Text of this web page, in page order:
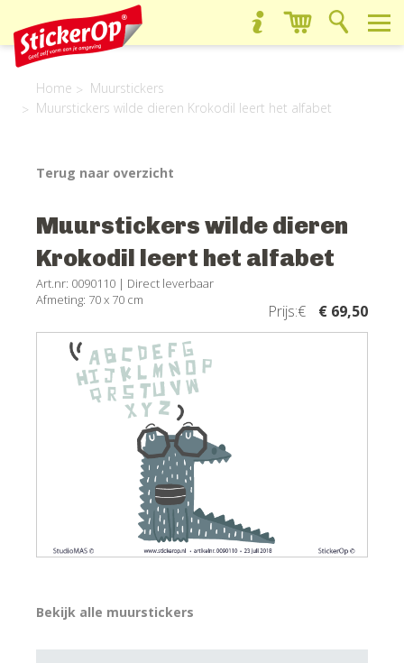
Home
Muurstickers
Muurstickers wilde dieren Krokodil leert het alfabet
Terug naar overzicht
Muurstickers wilde dieren
Krokodil leert het alfabet
Art.nr: 0090110 | Direct leverbaar
Afmeting: 70 x 70 cm
Prijs:€ € 69,50
Bekijk alle muurstickers